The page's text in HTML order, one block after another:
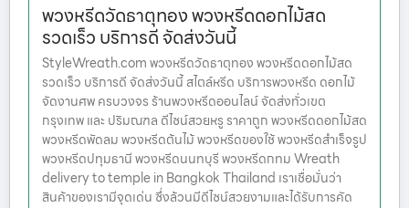
พวงหรีดวัดธาตุทอง พวงหรีดดอกไม้สด
รวดเร็ว บริการดี จัดส่งวันนี้
StyleWreath.com พวงหรีดวัดธาตุทอง พวงหรีดดอกไม้สด
รวดเร็ว บริการดี จัดส่งวันนี้ สไตล์หรีด บริการพวงหรีด ดอกไม้
จัดงานศพ ครบวงจร ร้านพวงหรีดออนไลน์ จัดส่งทั่วเขต
กรุงเทพ และ ปริมณฑล ดีไซน์สวยหรู ราคาถูก พวงหรีดดอกไม้สด
พวงหรีดพัดลม พวงหรีดต้นไม้ พวงหรีดของใช้ พวงหรีดสำเร็จรูป
พวงหรีดปทุมธานี พวงหรีดนนทบุรี พวงหรีดกทม Wreath
delivery to temple in Bangkok Thailand เราเชื่อมั่นว่า
สินค้าของเรามีจุดเด่น ซึ่งล้วนมีดีไซน์สวยงามและได้รับการคัด